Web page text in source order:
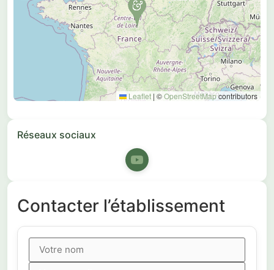
Leaflet | ©OpenStreetMapcontributors
Réseaux sociaux
Contacter l’établissement